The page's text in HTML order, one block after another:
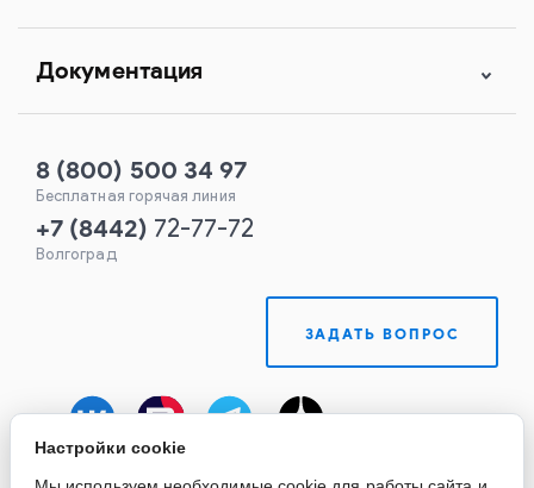
Документация
8 (800) 500 34 97
Бесплатная горячая линия
+7 (8442) 72-77-72
Волгоград
ЗАДАТЬ ВОПРОС
Настройки cookie